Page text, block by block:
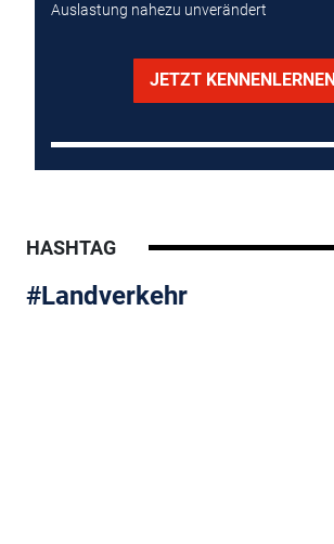
Auslastung nahezu unverändert
JETZT KENNENLERNEN
HASHTAG
#Landverkehr